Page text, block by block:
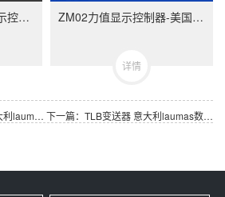
ZXM-P1高精度称重显示控制器-ZXMP1美国中克塞尔品牌称重仪表 ZM02力值显示控制器-美国中克塞尔品牌称重仪表
详情
上一篇：W200称重仪表 意大利laumas称重显示器 可选配通讯板 下一篇：TLB变送器 意大利laumas数字/模拟重量变送器